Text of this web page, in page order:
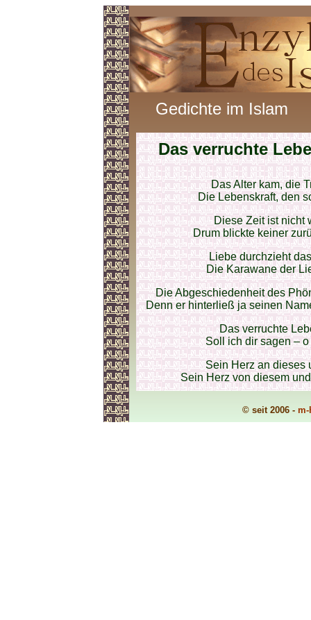
Gedichte im Islam
Das verruchte
Das Alter kam, die
Die Lebenskraft, den
Diese Zeit ist nicht
Drum blickte keiner
Liebe durchzieht
Die Karawane der
Die Abgeschiedenheit des
Denn er hinterließ ja seinen
Das verruchte
Soll ich dir sagen –
Sein Herz an dieses
Sein Herz von diesem
© seit 2006 - m-